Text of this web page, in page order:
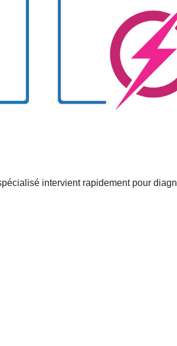
intervient rapidement pour